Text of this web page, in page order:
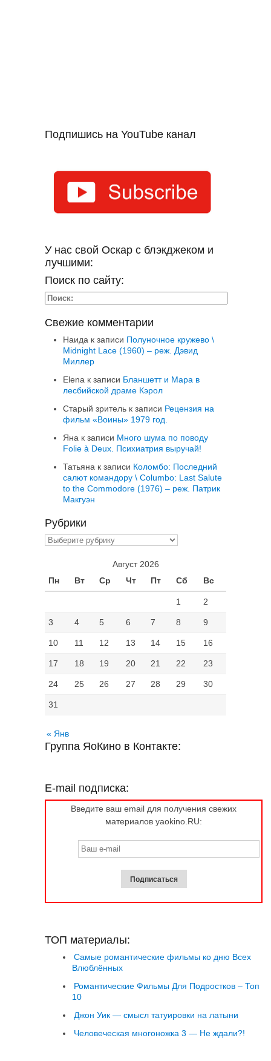
Подпишись на YouTube канал
У нас свой Оскар с блэкджеком и
лучшими:
Поиск по сайту:
Свежие комментарии
Наида к записи Полуночное кружево \
Midnight Lace (1960) – реж. Дэвид
Миллер
Elena к записи Бланшетт и Мара в
лесбийской драме Кэрол
Старый зритель к записи Рецензия на
фильм «Воины» 1979 год.
Яна к записи Много шума по поводу
Folie à Deux. Психиатрия выручай!
Татьяна к записи Коломбо: Последний
салют командору \ Columbo: Last Salute
to the Commodore (1976) – реж. Патрик
Макгуэн
Рубрики
Рубрики
Август 2026
Пн
Вт Ср Чт Пт Сб Вс
1 2
3 4 5 6 7 8 9
10 11 12 13 14 15 16
17 18 19 20 21 22 23
24 25 26 27 28 29 30
31
« Янв
Группа ЯоКино в Контакте:
E-mail подписка:
Введите ваш email для получения свежих
материалов yaokino.RU:
ТОП материалы:
Самые романтические фильмы ко дню Всех
Влюблённых
Романтические Фильмы Для Подростков – Топ
10
Джон Уик — смысл татуировки на латыни
Человеческая многоножка 3 — Не ждали?!